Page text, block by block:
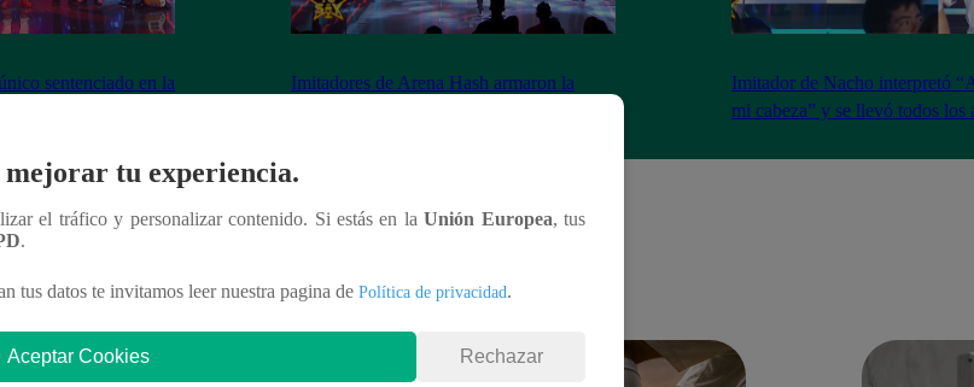
sentenciado en la
Imitadores de Arena Hash armaron la
Imitador de Nacho interpretó
mi cabeza” y se llevó todos los
mejorar tu experiencia.
el tráfico y personalizar contenido. Si estás en laUnión Europea, tus
.
tus datos te invitamos leer nuestra pagina de Política de privacidad.
Aceptar Cookies Rechazar